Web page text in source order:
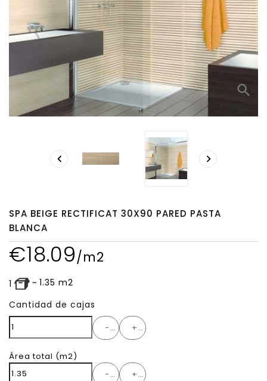
search
 
SPA BEIGE RECTIFICAT 30X90 PARED PASTA
BLANCA
€18.09/m2
1 ~ 1.35 m2
Cantidad de cajas
- +
Área total (m2)
-
+